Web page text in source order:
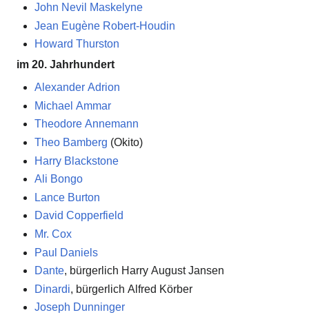
John Nevil Maskelyne
Jean Eugène Robert-Houdin
Howard Thurston
im 20. Jahrhundert
Alexander Adrion
Michael Ammar
Theodore Annemann
Theo Bamberg (Okito)
Harry Blackstone
Ali Bongo
Lance Burton
David Copperfield
Mr. Cox
Paul Daniels
Dante, bürgerlich Harry August Jansen
Dinardi, bürgerlich Alfred Körber
Joseph Dunninger